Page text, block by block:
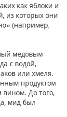
как яблоки и
из которых они
(например,
медовым
с водой,
или хмеля.
продуктом
вином. До того,
мид был